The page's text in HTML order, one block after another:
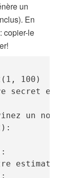
un
En
copier-le
100)
secret
un